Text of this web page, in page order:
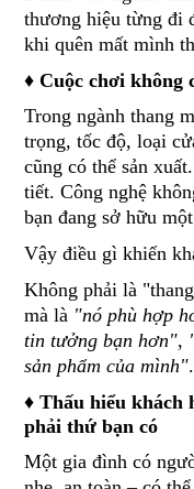
thương hiệu từng đi
khi quên mất mình
♦ Cuộc chơi không
Trong ngành thang
trọng, tốc độ, loại
cũng có thể sản
tiết. Công nghệ
bạn đang sở hữu
Vậy điều gì khiến
Không phải là
mà là "nó phù hợp
tin tưởng bạn hơn",
sản phẩm của mình".
♦ Thấu hiểu khách
phải thứ bạn có
Một gia đình có